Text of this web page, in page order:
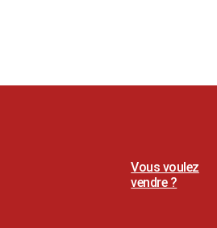
Vous voulez
vendre ?